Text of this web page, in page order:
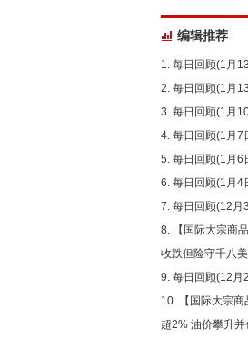
编辑推荐
每日回顾(1月
每日回顾(1月
每日回顾(1月
每日回顾(1月7
每日回顾(1月6
每日回顾(1月4
每日回顾(12月
【国际大宗商
收跌但险守千八
每日回顾(12月
【国际大宗
超2% 油价攀升